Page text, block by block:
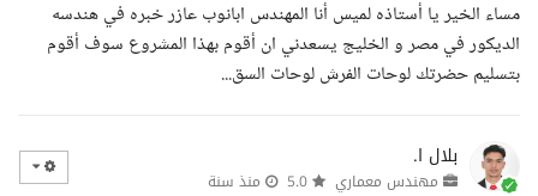
مساء الخير يا أستاذه لميس أنا المهندس ابانوب عازر خبره في هندسه
الديكور في مصر و الخليج يسعدني ان أقوم بهذا المشروع سوف أقوم
بتسليم حضرتك لوحات الفرش لوحات السق...
بلال ا.
مهندس معماري منذ سنة